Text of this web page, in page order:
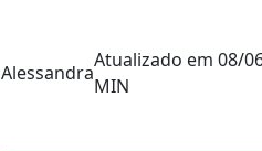
Alessandra
Atualizado em 08/
MIN